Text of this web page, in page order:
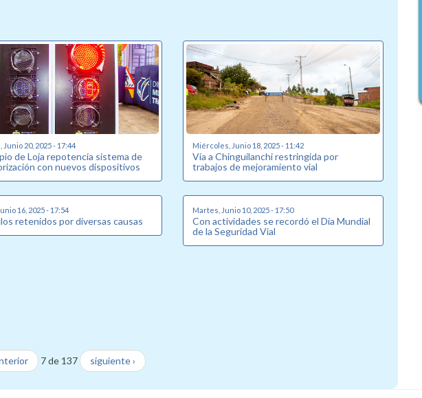
20, 2025 - 17:44
de Loja repotencia sistema de
con nuevos dispositivos
Miércoles, Junio 18, 2025 - 11:42
Vía a Chinguilanchi restringida por
trabajos de mejoramiento vial
16, 2025 - 17:54
retenidos por diversas causas
Martes, Junio 10, 2025 - 17:50
Con actividades se recordó el Día Mundial
de la Seguridad Vial
7 de 137 siguiente ›